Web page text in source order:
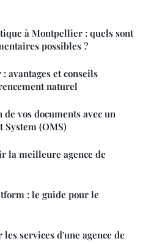
à Montpellier : quels sont
possibles ?
avantages et conseils
naturel
vos documents avec un
System (OMS)
la meilleure agence de
: le guide pour le
services d'une agence de